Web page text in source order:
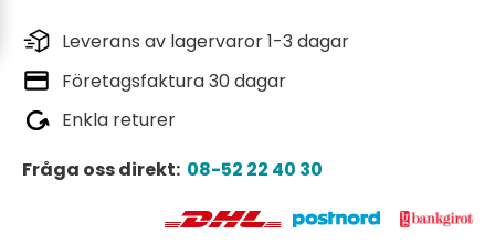
Leverans av lagervaror 1-3 dagar
Företagsfaktura 30 dagar
Enkla returer
Fråga oss direkt: 08-52 22 40 30